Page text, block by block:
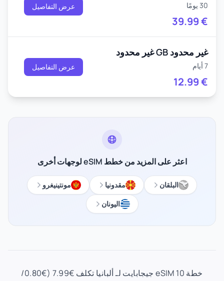
30 يومًا
39.99€
عرض التفاصيل
غير محدود GB غير محدود
7 أيام
12.99€
عرض التفاصيل
اعثر على المزيد من خطط eSIM لوجهات أخرى
البلقان مقدونيا
مونتينيغرو
اليونان
خطة eSIM 10 جيجابايت لـ ألبانيا تكلف €7.99 (€0.80/